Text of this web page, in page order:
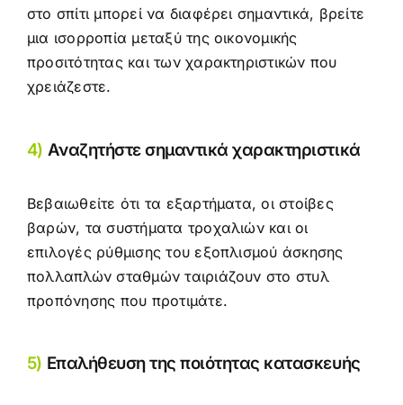
στο σπίτι μπορεί να διαφέρει σημαντικά, βρείτε
μια ισορροπία μεταξύ της οικονομικής
προσιτότητας και των χαρακτηριστικών που
χρειάζεστε.
4) Αναζητήστε σημαντικά χαρακτηριστικά
Βεβαιωθείτε ότι τα εξαρτήματα, οι στοίβες
βαρών, τα συστήματα τροχαλιών και οι
επιλογές ρύθμισης του εξοπλισμού άσκησης
πολλαπλών σταθμών ταιριάζουν στο στυλ
προπόνησης που προτιμάτε.
5) Επαλήθευση της ποιότητας κατασκευής